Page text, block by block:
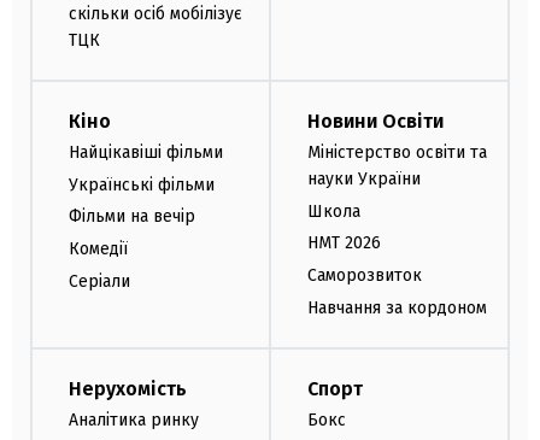
скільки осіб мобілізує
ТЦК
Кіно
Найцікавіші фільми
Українські фільми
Фільми на вечір
Комедії
Серіали
Новини Освіти
Міністерство освіти та
науки України
Школа
НМТ 2026
Саморозвиток
Навчання за кордоном
Нерухомість
Аналітика ринку
Спорт
Бокс